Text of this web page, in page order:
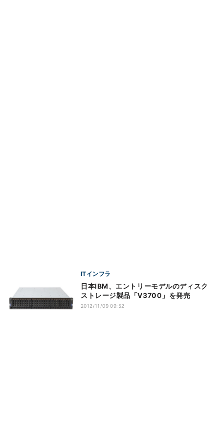
ITインフラ
日本IBM、エントリーモデルのディスク
ストレージ製品「V3700」を発売
2012/11/09 09:52